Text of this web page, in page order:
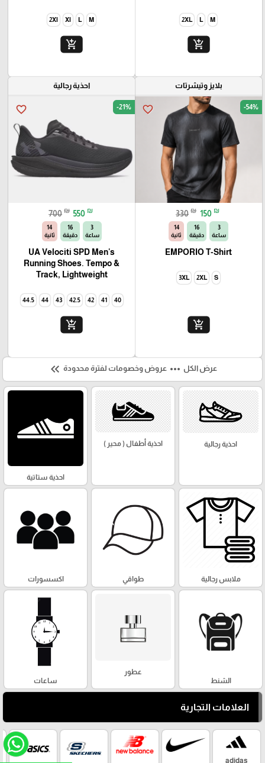
M
L
2XL
add_shopping_cart
M
L
Xl
2Xl
add_shopping_cart
بلايز وتيشرتات
favorite_border -54%
330 ₪ 150 ₪
3
ساعة
16
دقيقة
13
ثانية
EMPORIO T-Shirt
S
2XL
3XL
add_shopping_cart
احذية رجالية
favorite_border -21%
700 ₪ 550 ₪
3
ساعة
16
دقيقة
13
ثانية
UA Velociti SPD Men's
Running Shoes. Tempo &
Track, Lightweight
40
41
42
42.5
43
44
44.5
add_shopping_cart
عرض الكل more_horiz عروض وخصومات لفترة محدودة keyboard_double_arrow_left
احذية رجالية احذية أطفال ( محير )
احذية ستاتية
ملابس رجالية طواقي اكسسورات
الشنط
عطور
ساعات
العلامات التجارية
adidas